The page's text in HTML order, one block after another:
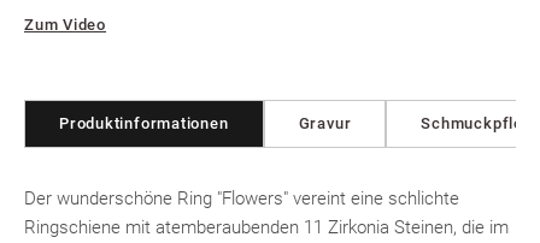
Zum Video
Produktinformationen Gravur
Der wunderschöne Ring "Flowers" vereint eine schlichte
Ringschiene mit atemberaubenden 11 Zirkonia Steinen, die im